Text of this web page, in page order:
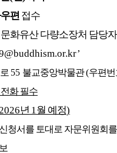
편 접수
화유산 다량소장처 담당
55 불교중앙박물관(우편
화 필수
년 1월 예정)
청서를 토대로 자문위원회